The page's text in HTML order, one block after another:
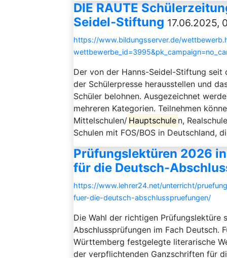
DIE RAUTE
Seidel-Stiftung 17.06.2025,
https://www.bildungsserver.de/
Der von der Hanns-Seidel-Stiftung seit
der Schülerpresse herausstellen und
Schüler belohnen. Ausgezeichnet
mehreren Kategorien. Teilnehmen
Mittelschulen/ Hauptschule n,
Schulen mit FOS/BOS in Deutschland,
Prüfungslektüren 2026
für die Deutsch-
https://www.lehrer24.net/unterricht/
fuer-die-deutsch-abschlusspruefungen/
Die Wahl der richtigen
Abschlussprüfungen im Fach Deutsch.
Württemberg festgelegte literarische
der verpflichtenden Ganzschriften für